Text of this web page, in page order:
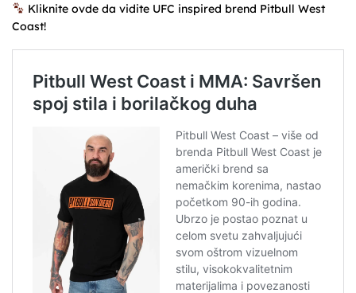
Kliknite ovde da vidite UFC inspired brend Pitbull West
Coast!